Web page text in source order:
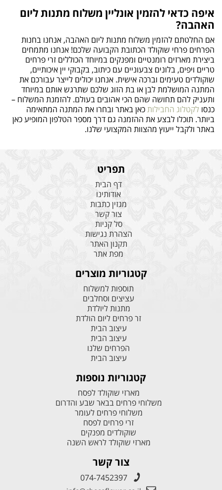
איפה כדאי להזמין אונליין משלוח מתנות ליום
האהבה?
אם החלטתם להזמין משלוח מתנות ליום האהבה, אנחנו בחנות
הפרחים פרחי שוקולד הכתובת הקבועה שלכם! אנחנו מתמחים
ביצירת מארזים רומנטיים ומפנקים במיוחד הכוללים זרי פרחים
טריים ויפים, בלונים צבעוניים עם כיתוב, בקבוקי יין איכותיים,
שוקולדים טעימים וברכה אישית. אנחנו יכולים לייצר עבורכם את
המתנה המושלמת לבן או בת הזוג שלכם שתרגש אותם במיוחד
ותעניק להם תחושה שהם הכי אהובים בעולם. להזמנת המשלוח –
כנסו לקטלוג החבילותכאן באתר ובחרו את המתנה המתאימה
ביותר. תוכלו לבצע את ההזמנה גם דרך מספר הטלפון המופיע כאן
באתר ולקבל ייעוץ מהצוות המקצועי שלנו.
תפריט
דף הבית
אודותינו
מגזין כתבות
צור קשר
סל קניות
הצהרת נגישות
תקנון האתר
מפת אתר
קטגוריות מוצרים
תוספות למשלוח
עציצים וסחלבים
מתנות ליולדת
זר פרחים ליום הולדת
עיצוב הבית
עיצוב הבית
הפרחים שלנו
עיצוב הבית
קטגוריות נוספות
מארזי שוקולד לפסח
משלוחי פרחים בבאר שבע והדרום
משלוחי פרחים לעומר
זרי פרחים לפסח
שוקולדים מפנקים
מארזי שוקולד לראש השנה
צור קשר
074-7452397